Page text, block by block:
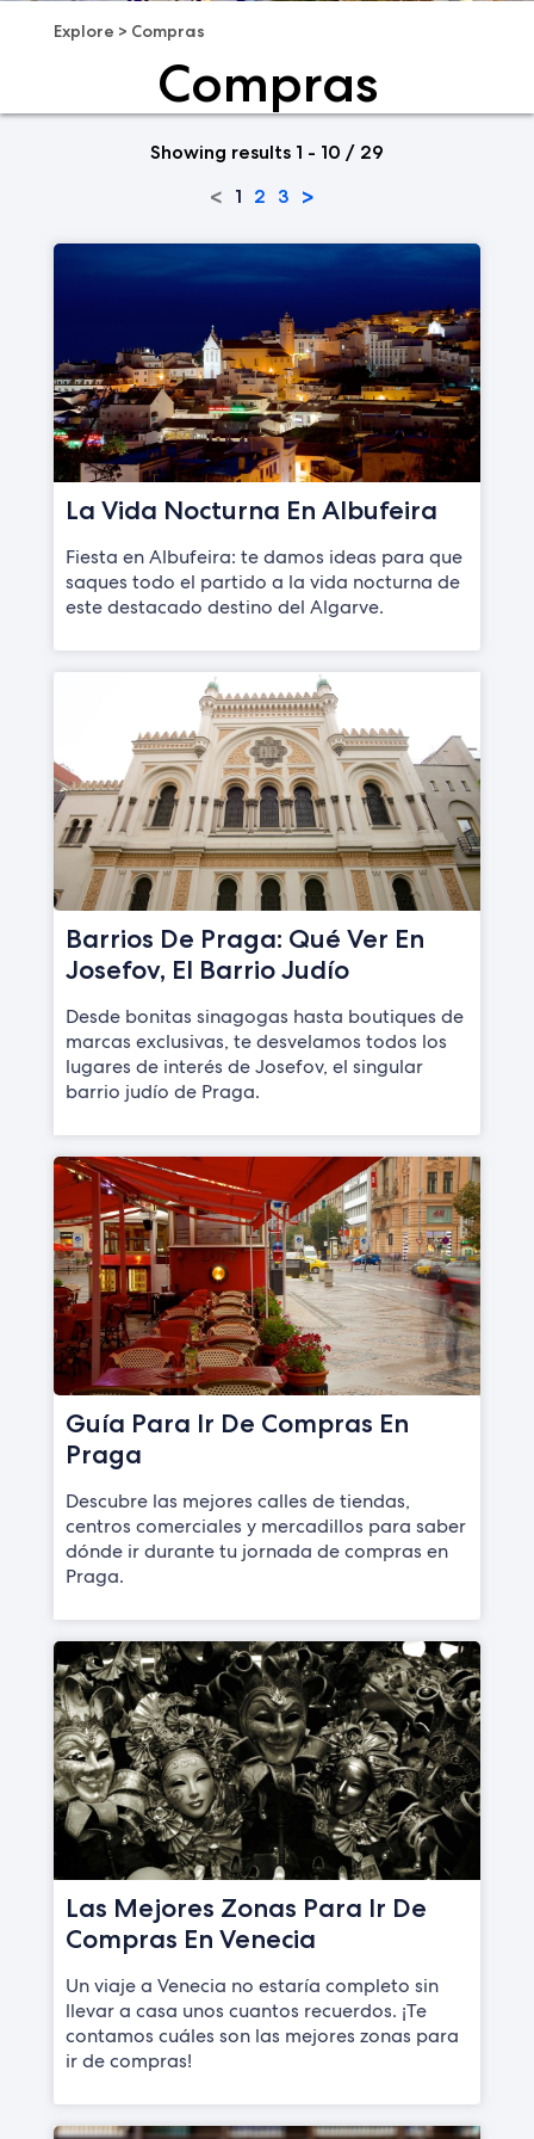
Explore > Compras
Compras
Showing results 1 - 10 / 29
< 1 2 3 >
La Vida Nocturna En Albufeira
Fiesta en Albufeira: te damos ideas para que
saques todo el partido a la vida nocturna de
este destacado destino del Algarve.
Barrios De Praga: Qué Ver En
Josefov, El Barrio Judío
Desde bonitas sinagogas hasta boutiques de
marcas exclusivas, te desvelamos todos los
lugares de interés de Josefov, el singular
barrio judío de Praga.
Guía Para Ir De Compras En
Praga
Descubre las mejores calles de tiendas,
centros comerciales y mercadillos para saber
dónde ir durante tu jornada de compras en
Praga.
Las Mejores Zonas Para Ir De
Compras En Venecia
Un viaje a Venecia no estaría completo sin
llevar a casa unos cuantos recuerdos. ¡Te
contamos cuáles son las mejores zonas para
ir de compras!